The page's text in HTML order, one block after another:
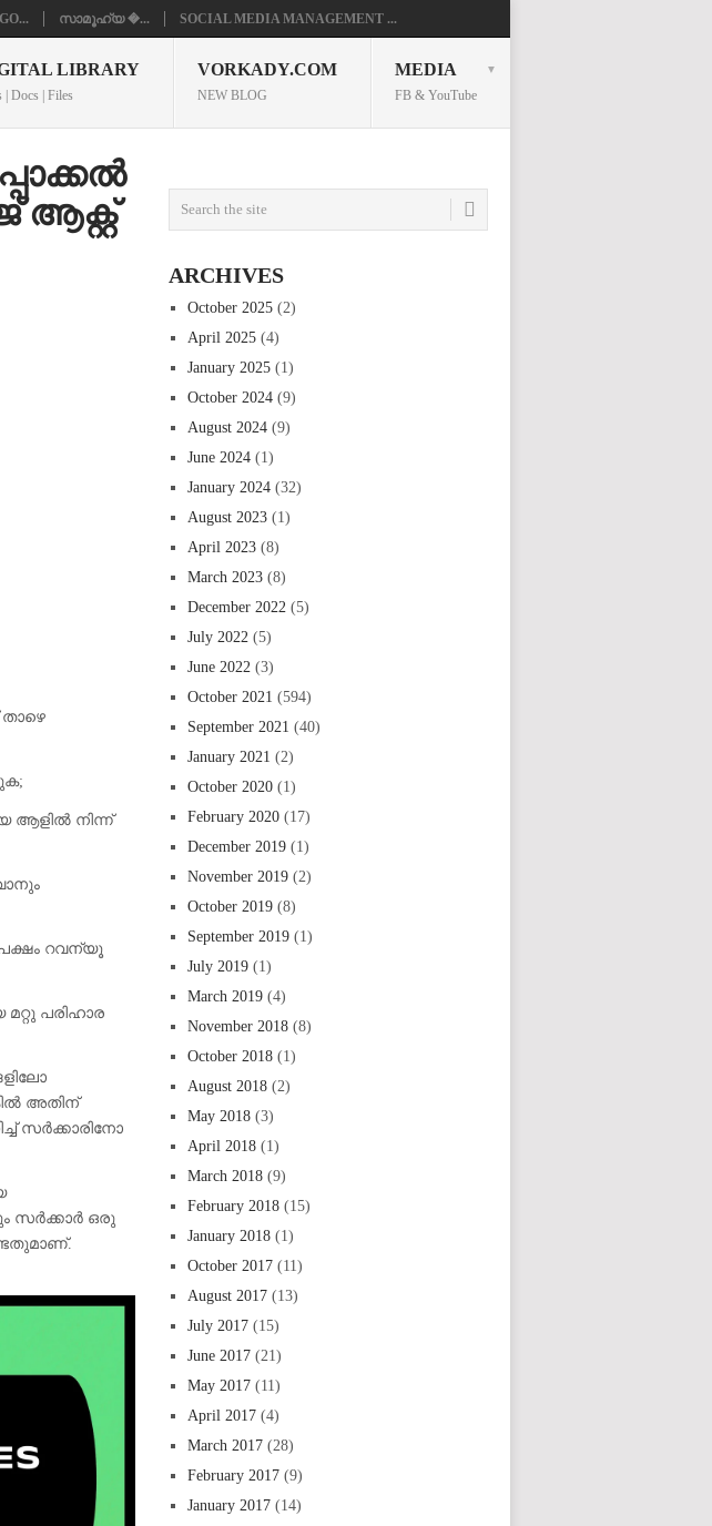
സാമൂഹ്യ �... SOCIAL MEDIA MANAGEMENT ...
LIBRARY
| Docs | Files
VORKADY.COM
NEW BLOG
MEDIA
FB & YouTube
ആക്റ്റ്
ആളിൽ നിന്ന്
റവന്യൂ
പരിഹാര
അതിന്
സർക്കാരിനോ
സർക്കാർ ഒരു
ARCHIVES
October 2025 (2)
April 2025 (4)
January 2025 (1)
October 2024 (9)
August 2024 (9)
June 2024 (1)
January 2024 (32)
August 2023 (1)
April 2023 (8)
March 2023 (8)
December 2022 (5)
July 2022 (5)
June 2022 (3)
October 2021 (594)
September 2021 (40)
January 2021 (2)
October 2020 (1)
February 2020 (17)
December 2019 (1)
November 2019 (2)
October 2019 (8)
September 2019 (1)
July 2019 (1)
March 2019 (4)
November 2018 (8)
October 2018 (1)
August 2018 (2)
May 2018 (3)
April 2018 (1)
March 2018 (9)
February 2018 (15)
January 2018 (1)
October 2017 (11)
August 2017 (13)
July 2017 (15)
June 2017 (21)
May 2017 (11)
April 2017 (4)
March 2017 (28)
February 2017 (9)
January 2017 (14)